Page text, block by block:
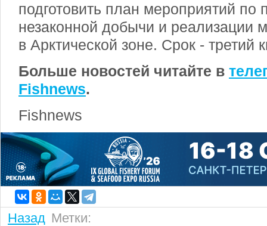
подготовить план мероприятий
незаконной добычи и реализации
в Арктической зоне. Срок - третий
Больше новостей читайте в
Fishnews.
Fishnews
Назад Метки: